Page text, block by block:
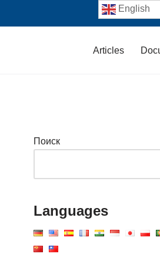
Articles
Поиск
Languages
English